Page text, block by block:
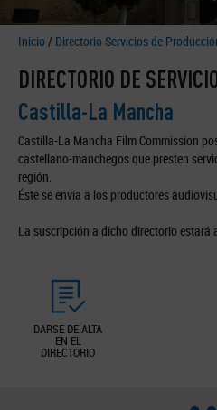
Inicio / Directorio Servicios de
DIRECTORIO DE
Castilla-La Mancha
Castilla-La Mancha Film Commission
castellano-manchegos que presten
región.
Éste se envía a los productores
La suscripción a dicho directorio estará
DARSE DE ALTA
EN EL
DIRECTORIO